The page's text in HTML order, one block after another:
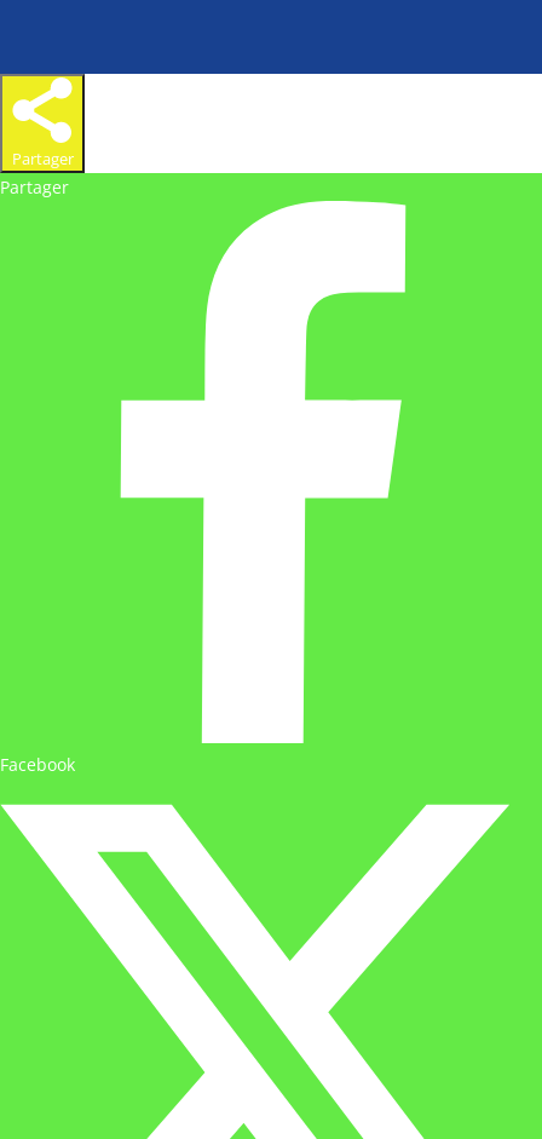
Partager
Partager
Facebook